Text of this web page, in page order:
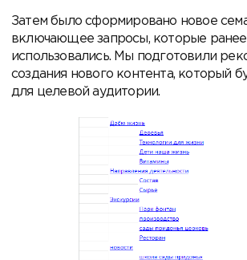
Затем было сформировано новое
включающее запросы, которые
использовались. Мы подготовили
создания нового контента, который
для целевой аудитории.